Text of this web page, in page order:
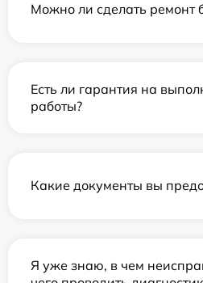
Можно ли сделать ремонт
Есть ли гарантия на
работы?
Какие документы вы
Я уже знаю, в чем